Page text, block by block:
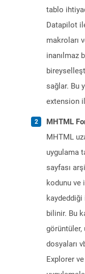
tablo
Datapilot
makroları
inanılmaz
sağlar. Bu
extension
MHTML
MHTML
uygulama
sayfası
kodunu ve
bilinir. Bu
görüntüler,
dosyaları
Explorer